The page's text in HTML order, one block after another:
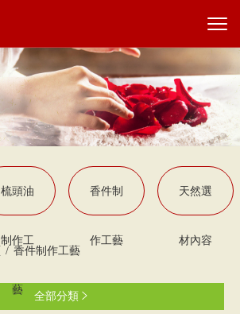
梳頭油
制作工
藝
香件制
作工藝
天然選
材內容
/ 香件制作工藝
全部分類 